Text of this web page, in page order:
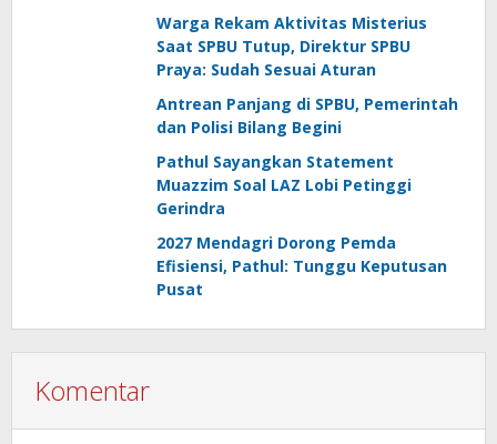
Warga Rekam Aktivitas Misterius
Saat SPBU Tutup, Direktur SPBU
Praya: Sudah Sesuai Aturan
Antrean Panjang di SPBU, Pemerintah
dan Polisi Bilang Begini
Pathul Sayangkan Statement
Muazzim Soal LAZ Lobi Petinggi
Gerindra
2027 Mendagri Dorong Pemda
Efisiensi, Pathul: Tunggu Keputusan
Pusat
Komentar